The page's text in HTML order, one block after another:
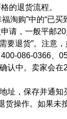
的退货流程。
淘购”中的“已
请，一般平邮
要退货”。注
086-0366、
认中。卖家会
址，保存并通
货操作。如果